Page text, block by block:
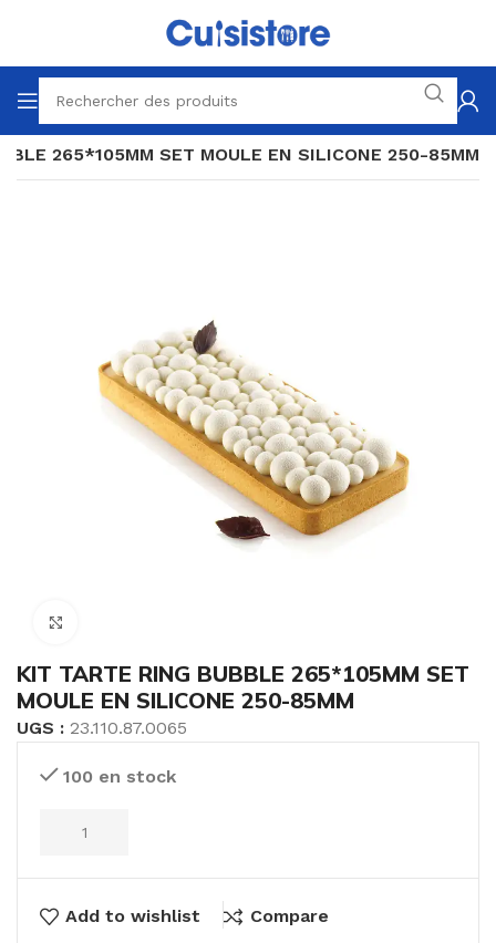
265*105MM SET MOULE EN SILICONE 250-85MM
KIT TARTE RING BUBBLE 265*105MM SET
MOULE EN SILICONE 250-85MM
UGS : 23.110.87.0065
100 en stock
Add to wishlist Compare